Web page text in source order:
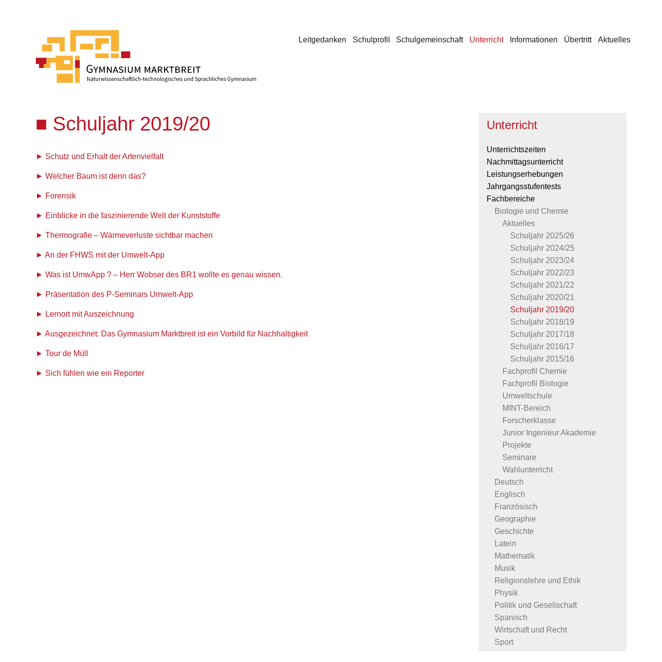
Leitgedanken Schulprofil Schulgemeinschaft Unterricht Informationen Übertritt Aktuelles
Schuljahr 2019/20
Schutz und Erhalt der Artenvielfalt
Welcher Baum ist denn das?
Forensik
Einblicke in die faszinierende Welt der Kunststoffe
Thermografie – Wärmeverluste sichtbar machen
An der FHWS mit der Umwelt-App
Was ist UmwApp ? – Herr Wobser des BR1 wollte es genau wissen.
Präsentation des P-Seminars Umwelt-App
Lernort mit Auszeichnung
Ausgezeichnet: Das Gymnasium Marktbreit ist ein Vorbild für Nachhaltigkeit
Tour de Müll
Sich fühlen wie ein Reporter
Unterricht
Unterrichtszeiten
Nachmittagsunterricht
Leistungserhebungen
Jahrgangsstufentests
Fachbereiche
Biologie und Chemie
Aktuelles
Schuljahr 2025/26
Schuljahr 2024/25
Schuljahr 2023/24
Schuljahr 2022/23
Schuljahr 2021/22
Schuljahr 2020/21
Schuljahr 2019/20
Schuljahr 2018/19
Schuljahr 2017/18
Schuljahr 2016/17
Schuljahr 2015/16
Fachprofil Chemie
Fachprofil Biologie
Umweltschule
MINT-Bereich
Forscherklasse
Junior Ingenieur Akademie
Projekte
Seminare
Wahlunterricht
Deutsch
Englisch
Französisch
Geographie
Geschichte
Latein
Mathematik
Musik
Religionslehre und Ethik
Physik
Politik und Gesellschaft
Spanisch
Wirtschaft und Recht
Sport